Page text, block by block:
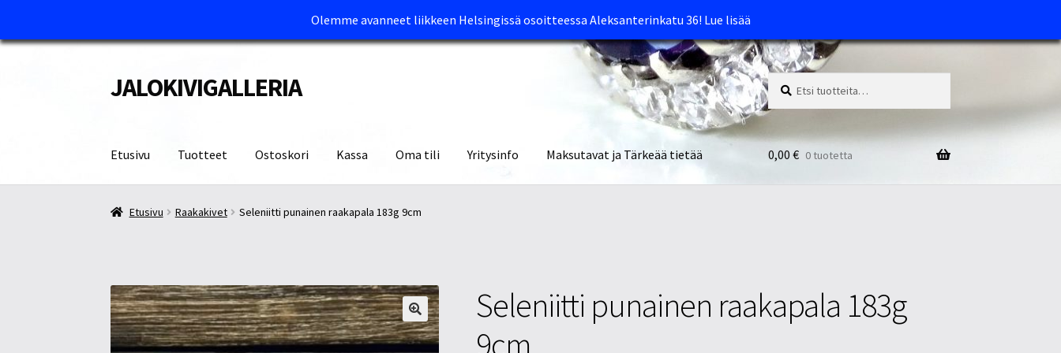
Olemme avanneet liikkeen Helsingissä osoitteessa Aleksanterinkatu 36! Lue lisää
Siirry
navigointiin
Siirry
sisältöön
JALOKIVIGALLERIA Etsi:
Haku
Etusivu Tuotteet Ostoskori Kassa Oma tili Yritysinfo Maksutavat ja Tärkeää tietää
Etusivu Kassa Maksutavat ja Tärkeää tietää Myymälät Oma tili
0,00 € 0 tuotetta
Etusivu Raakakivet Seleniitti punainen raakapala 183g 9cm
Seleniitti punainen raakapala 183g
9cm